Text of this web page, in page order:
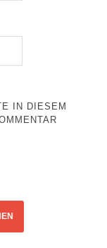
IN DIESEM